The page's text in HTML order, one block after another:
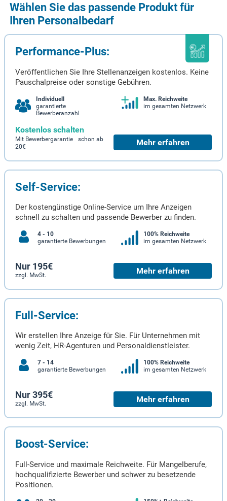
Wählen Sie das passende Produkt für
Ihren Personalbedarf
Performance-Plus:
Veröffentlichen Sie Ihre Stellenanzeigen kostenlos. Keine
Pauschalpreise oder sonstige Gebühren.
Individuell
garantierte
Bewerberanzahl
Max. Reichweite
im gesamten Netzwerk
Kostenlos schalten
Mit Bewerbergarantie schon ab
20€
Mehr erfahren
Self-Service:
Der kostengünstige Online-Service um Ihre Anzeigen
schnell zu schalten und passende Bewerber zu finden.
4 - 10
garantierte Bewerbungen
100% Reichweite
im gesamten Netzwerk
Nur 195€
zzgl. MwSt. Mehr erfahren
Full-Service:
Wir erstellen Ihre Anzeige für Sie. Für Unternehmen mit
wenig Zeit, HR-Agenturen und Personaldienstleister.
7 - 14
garantierte Bewerbungen
100% Reichweite
im gesamten Netzwerk
Nur 395€
zzgl. MwSt. Mehr erfahren
Boost-Service:
Full-Service und maximale Reichweite. Für Mangelberufe,
hochqualifizierte Bewerber und schwer zu besetzende
Positionen.